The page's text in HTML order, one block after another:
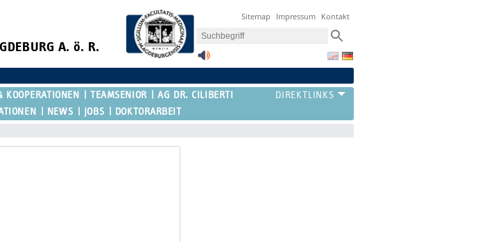
A. ö. R.
Sitemap Impressum Kontakt
KOOPERATIONEN TEAMSENIOR
AG DR. CILIBERTI
NEWS JOBS DOKTORARBEIT